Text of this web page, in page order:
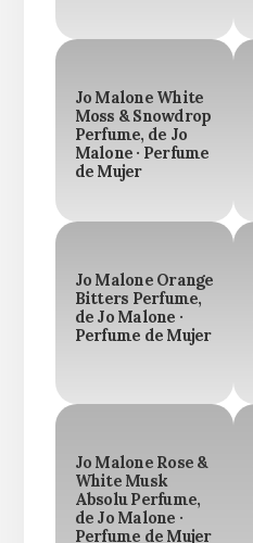
Jo Malone White
Moss & Snowdrop
Perfume, de Jo
Malone · Perfume
de Mujer
Jo Malone Orange
Bitters Perfume,
de Jo Malone ·
Perfume de Mujer
Jo Malone Rose &
White Musk
Absolu Perfume,
de Jo Malone ·
Perfume de Mujer